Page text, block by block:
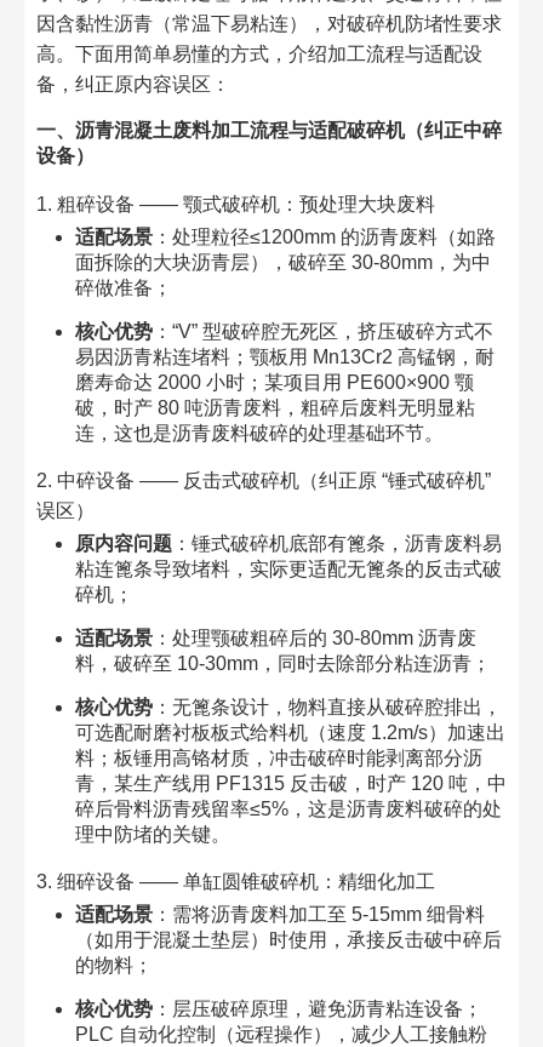
因含黏性沥青（常温下易粘连），对破碎机防堵性要求
高。下面用简单易懂的方式，介绍加工流程与适配设
备，纠正原内容误区：​
一、沥青混凝土废料加工流程与适配破碎机（纠正中碎
设备）​
1. 粗碎设备 —— 颚式破碎机：预处理大块废料​
适配场景：处理粒径≤1200mm 的沥青废料（如路
面拆除的大块沥青层），破碎至 30-80mm，为中
碎做准备；​
核心优势：“V” 型破碎腔无死区，挤压破碎方式不
易因沥青粘连堵料；颚板用 Mn13Cr2 高锰钢，耐
磨寿命达 2000 小时；某项目用 PE600×900 颚
破，时产 80 吨沥青废料，粗碎后废料无明显粘
连，这也是沥青废料破碎的处理基础环节。​
2. 中碎设备 —— 反击式破碎机（纠正原 “锤式破碎机”
误区）​
原内容问题：锤式破碎机底部有篦条，沥青废料易
粘连篦条导致堵料，实际更适配无篦条的反击式破
碎机；​
适配场景：处理颚破粗碎后的 30-80mm 沥青废
料，破碎至 10-30mm，同时去除部分粘连沥青；​
核心优势：无篦条设计，物料直接从破碎腔排出，
可选配耐磨衬板板式给料机（速度 1.2m/s）加速出
料；板锤用高铬材质，冲击破碎时能剥离部分沥
青，某生产线用 PF1315 反击破，时产 120 吨，中
碎后骨料沥青残留率≤5%，这是沥青废料破碎的处
理中防堵的关键。​
3. 细碎设备 —— 单缸圆锥破碎机：精细化加工​
适配场景：需将沥青废料加工至 5-15mm 细骨料
（如用于混凝土垫层）时使用，承接反击破中碎后
的物料；​
核心优势：层压破碎原理，避免沥青粘连设备；
PLC 自动化控制（远程操作），减少人工接触粉